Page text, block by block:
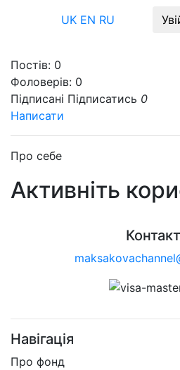
UK EN RU
Постів: 0
Фоловерів: 0
Підписані Підписатись 0
Написати
Про себе
Активніть
Навігація
Про фонд